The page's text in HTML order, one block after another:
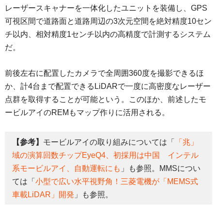
レーザースキャナーを一体化したユニットを装備し、GPS
可視区間で道路面と道路周辺の3次元空間を絶対精度10セン
チ以内、相対精度1センチ以内の高精度で計測するシステム
だ。
前後左右に配置したカメラで全周囲360度を撮影できるほ
か、計4台まで配置できるLiDARで一度に高密度なレーザー
点群を取得することが可能という。このほか、前述したモ
ービルアイのREMもマップ作りに活用される。
【参考】 モービルアイの取り組みについては「
「兆」
域の演算回数チップEyeQ4、初採用は中国 インテル
系モービルアイ、自動運転にも 」も参照。MMSについ
ては「 小型で広い水平視野角！三菱電機が「MEMS式
車載LiDAR」開発 」も参照。